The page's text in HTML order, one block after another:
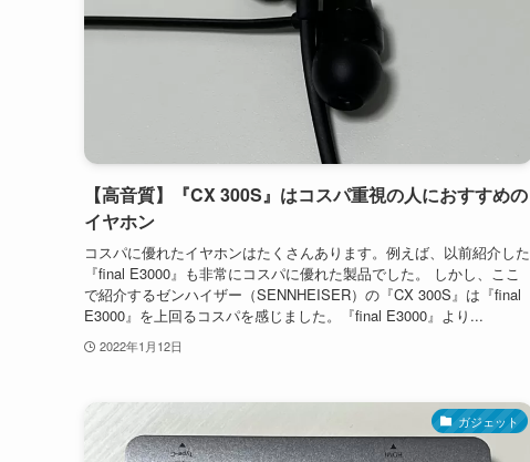
【高音質】『CX 300S』はコスパ重視の人におすすめの
イヤホン
コスパに優れたイヤホンはたくさんあります。例えば、以前紹介した
『final E3000』も非常にコスパに優れた製品でした。 しかし、ここ
で紹介するゼンハイザー（SENNHEISER）の『CX 300S』は『final
E3000』を上回るコスパを感じました。『final E3000』より...
2022年1月12日
ガジェット